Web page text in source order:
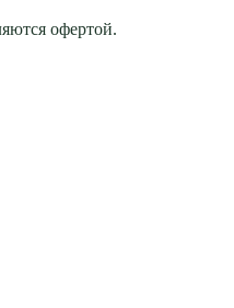
офертой.